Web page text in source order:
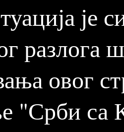
је
разлога
овог
"Срби са